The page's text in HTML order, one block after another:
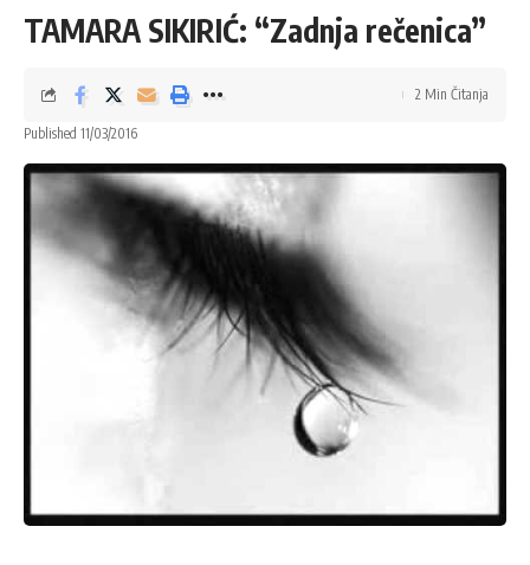
TAMARA SIKIRIĆ: “Zadnja rečenica”
Published 11/03/2016
2 Min Čitanja